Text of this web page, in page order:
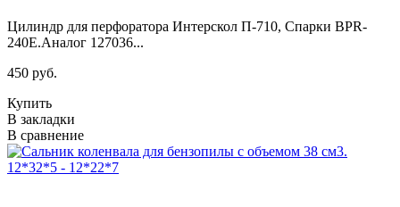
Цилиндр для перфоратора Интерскол П-710, Спарки BPR-
240E.Аналог 127036...
450 руб.
Купить
В закладки
В сравнение